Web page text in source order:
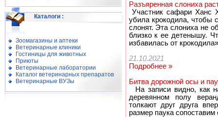
Каталоги :
Зоомагазины и аптеки
Ветеринарные клиники
Гостиницы для животных
Приюты
Ветеринарные лаборатории
Каталог ветеринарных препаратов
Ветеринарные ВУЗы
Разъяренная слониха
Участник сафари Ханс
убила крокодила, чтобы
слонят. Эта слониха не
близко к ее детенышу.
избавилась от
21.10.2021
Подробнее »
Битва дорожной осы и
На записи видно, как
деревянном полу
толкают друг друга
размер паука сопоставим